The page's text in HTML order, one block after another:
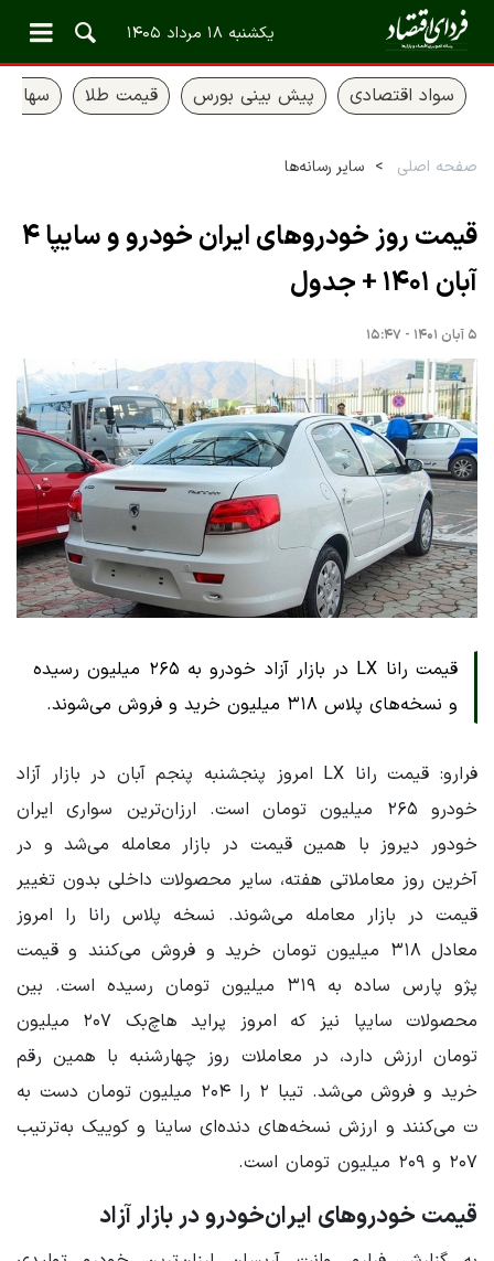
یکشنبه ۱۸ مرداد ۱۴۰۵
سواد اقتصادی پیش بینی بورس قیمت طلا سهام
صفحه اصلی سایر رسانه‌ها
قیمت روز خودروهای ایران خودرو و سایپا ۴
آبان ۱۴۰۱ + جدول
۵ آبان ۱۴۰۱ - ۱۵:۴۷
قیمت رانا LX در بازار آزاد خودرو به ۲۶۵ میلیون رسیده
و نسخه‌های پلاس ۳۱۸ میلیون خرید و فروش می‌شوند.
فرارو: قیمت رانا LX امروز پنجشنبه پنجم آبان در بازار آزاد
خودرو ۲۶۵ میلیون تومان است. ارزان‌ترین سواری ایران
خودور دیروز با همین قیمت در بازار معامله می‌شد و در
آخرین روز معاملاتی هفته، سایر محصولات داخلی بدون تغییر
قیمت در بازار معامله می‌شوند. نسخه پلاس رانا را امروز
معادل ۳۱۸ میلیون تومان خرید و فروش می‌کنند و قیمت
پژو پارس ساده به ۳۱۹ میلیون تومان رسیده است. بین
محصولات سایپا نیز که امروز پراید هاچ‌بک ۲۰۷ میلیون
تومان ارزش دارد، در معاملات روز چهارشنبه با همین رقم
خرید و فروش می‌شد. تیبا ۲ را ۲۰۴ میلیون تومان دست به
ت می‌کنند و ارزش نسخه‌های دنده‌ای ساینا و کوییک به‌ترتیب
۲۰۷ و ۲۰۹ میلیون تومان است.
قیمت خودروهای ایران‌خودرو در بازار آزاد